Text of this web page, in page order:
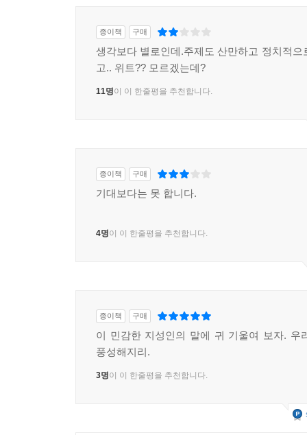
종이책 구매
생각보다 별로인데.주제도 산만하고 정치적으
고.. 위트?? 모르겠는데?
11명이 이 한줄평을 추천합니다.
종이책 구매
기대보다는 못 합니다.
4명이 이 한줄평을 추천합니다.
종이책 구매
이 민감한 지성인의 말에 귀 기울여 보자. 우
풍성해지리.
3명이 이 한줄평을 추천합니다.